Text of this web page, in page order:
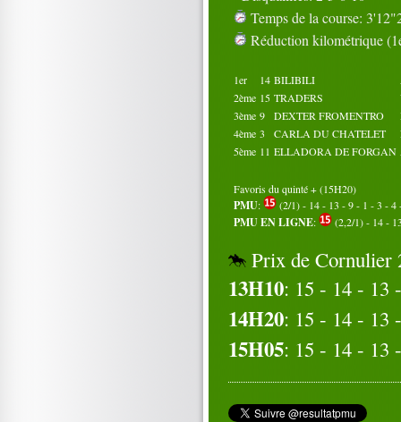
Temps de la course:
Réduction kilométrique
1er 14 BILIBILI
2ème 15 TRADERS
3ème 9 DEXTER FROMENTRO
4ème 3 CARLA DU CHATELET
5ème 11 ELLADORA DE FORGAN
Favoris du quinté + (15H20)
PMU: (2/1) - 14 - 13 - 9 - 1 - 3 - 4
PMU EN LIGNE: (2,2/1) - 14 -
Prix de Cornulier
13H10: 15 - 14 -
14H20: 15 - 14 -
15H05: 15 - 14 -